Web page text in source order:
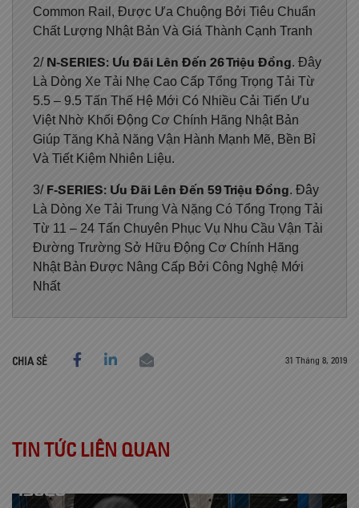
Common Rail, Được Ưa Chuộng Bởi Tiêu Chuẩn
Chất Lượng Nhật Bản Và Giá Thành Cạnh Tranh
2/ N-SERIES: Ưu Đãi Lên Đến 26 Triệu Đồng. Đây
Là Dòng Xe Tải Nhẹ Cao Cấp Tổng Trọng Tải Từ
5.5 – 9.5 Tấn Thế Hệ Mới Có Nhiều Cải Tiến Ưu
Việt Nhờ Khối Động Cơ Chính Hãng Nhật Bản
Giúp Tăng Khả Năng Vận Hành Mạnh Mẽ, Bền Bỉ
Và Tiết Kiệm Nhiên Liệu.
3/ F-SERIES: Ưu Đãi Lên Đến 59 Triệu Đồng. Đây
Là Dòng Xe Tải Trung Và Nặng Có Tổng Trọng Tải
Từ 11 – 24 Tấn Chuyên Phục Vụ Nhu Cầu Vận Tải
Đường Trường Sở Hữu Động Cơ Chính Hãng
Nhật Bản Được Nâng Cấp Bởi Công Nghệ Mới
Nhất
CHIA SẺ 31 Tháng 8, 2019
TIN TỨC LIÊN QUAN